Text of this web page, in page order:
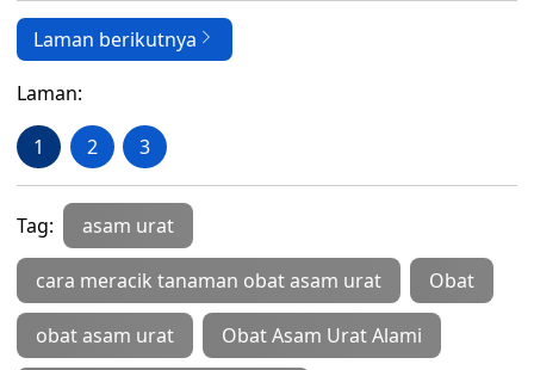
Laman berikutnya
Laman:
1 2 3
Tag: asam urat
cara meracik tanaman obat asam urat Obat
obat asam urat Obat Asam Urat Alami